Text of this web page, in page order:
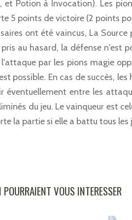
et Potion à Invocation). Les
5 points de victoire (2 points
ont été vaincus, La
au hasard, la défense n'est
par les pions magie
possible. En cas de succès,
éventuellement entre les
du jeu. Le vainqueur est
la partie si elle a battu tous les
VOUS INTERESSER